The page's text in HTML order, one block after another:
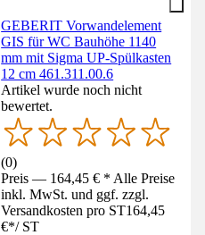
GEBERIT Vorwandelement
GIS für WC Bauhöhe 1140
mm mit Sigma UP-Spülkasten
12 cm 461.311.00.6
Artikel wurde noch nicht
bewertet.
(0)
Preis — 164,45 € * Alle Preise
inkl. MwSt. und ggf. zzgl.
Versandkosten pro ST164,45
€*/ ST